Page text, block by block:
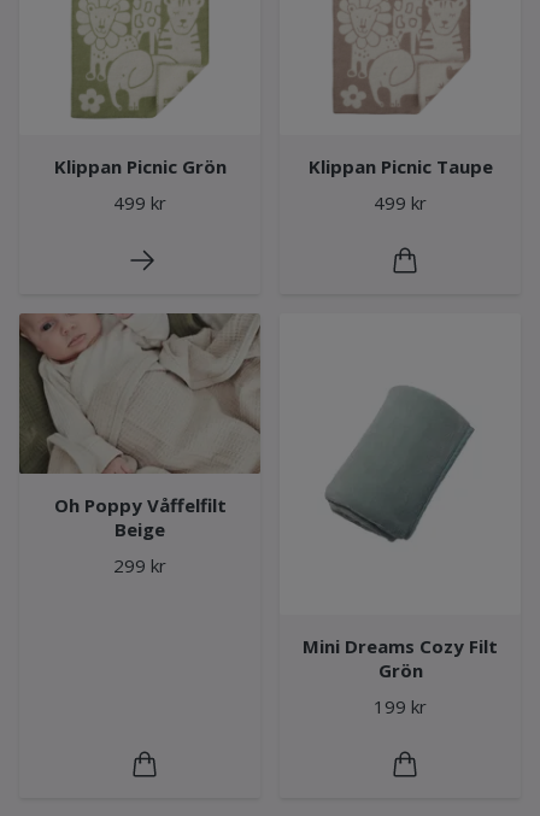
Klippan Picnic Grön
499 kr
Klippan Picnic Taupe
499 kr
Oh Poppy Våffelfilt
Beige
299 kr
Mini Dreams Cozy Filt
Grön
199 kr